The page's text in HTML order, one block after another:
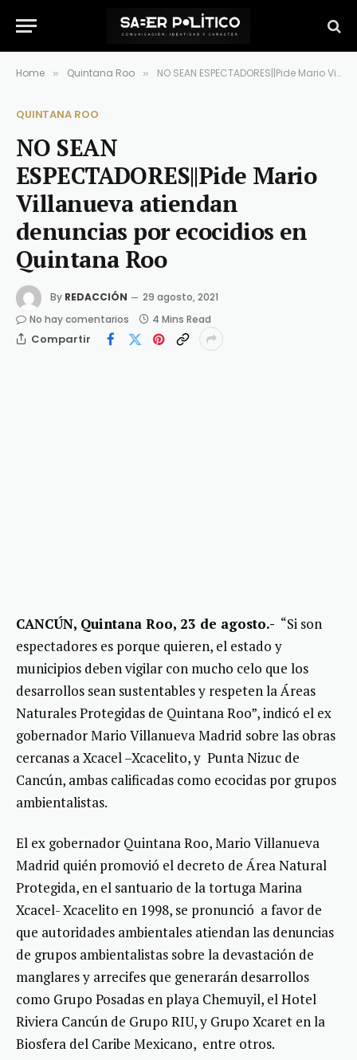
Home » Quintana Roo » NO SEAN ESPECTADORES||Pide Mario Villanueva atiendan denuncias por ecocidios en Quintana Roo
QUINTANA ROO
NO SEAN
ESPECTADORES||Pide Mario
Villanueva atiendan
denuncias por ecocidios en
Quintana Roo
By REDACCIÓN
29 agosto, 2021
No hay comentarios
4 Mins Read
Compartir
CANCÚN, Quintana Roo, 23 de agosto.- “Si son
espectadores es porque quieren, el estado y
municipios deben vigilar con mucho celo que los
desarrollos sean sustentables y respeten la Áreas
Naturales Protegidas de Quintana Roo”, indicó el ex
gobernador Mario Villanueva Madrid sobre las obras
cercanas a Xcacel –Xcacelito, y Punta Nizuc de
Cancún, ambas calificadas como ecocidas por grupos
ambientalistas.
El ex gobernador Quintana Roo, Mario Villanueva
Madrid quién promovió el decreto de Área Natural
Protegida, en el santuario de la tortuga Marina
Xcacel- Xcacelito en 1998, se pronunció a favor de
que autoridades ambientales atiendan las denuncias
de grupos ambientalistas sobre la devastación de
manglares y arrecifes que generarán desarrollos
como Grupo Posadas en playa Chemuyil, el Hotel
Riviera Cancún de Grupo RIU, y Grupo Xcaret en la
Biosfera del Caribe Mexicano, entre otros.